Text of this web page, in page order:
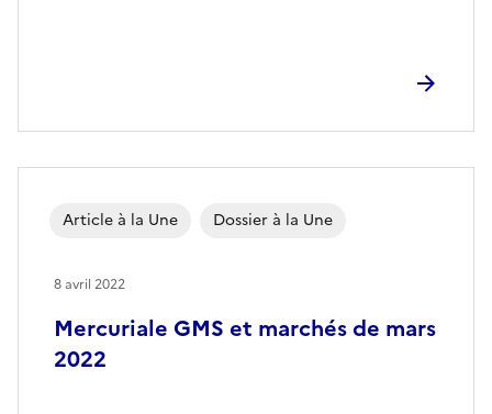
Mercuriale GMS et marchés de mars
2022
Article à la Une Dossier à la Une
8 avril 2022